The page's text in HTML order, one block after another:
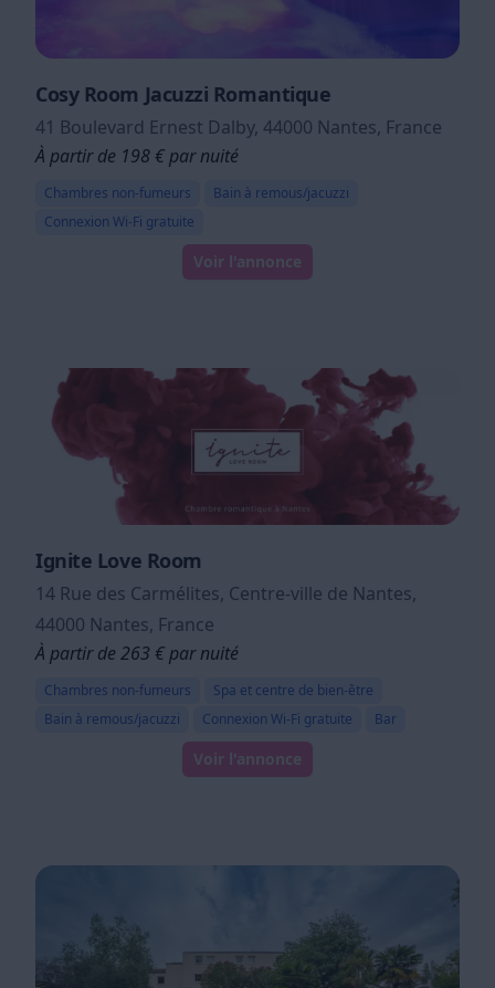
Cosy Room Jacuzzi Romantique
41 Boulevard Ernest Dalby, 44000 Nantes, France
À partir de 198 € par nuité
Chambres non-fumeurs
Bain à remous/jacuzzi
Connexion Wi-Fi gratuite
Voir l'annonce
Ignite Love Room
14 Rue des Carmélites, Centre-ville de Nantes,
44000 Nantes, France
À partir de 263 € par nuité
Chambres non-fumeurs
Spa et centre de bien-être
Bain à remous/jacuzzi
Connexion Wi-Fi gratuite Bar
Voir l'annonce